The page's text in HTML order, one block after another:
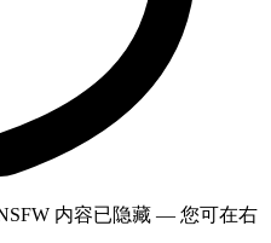
内容已隐藏 — 您可在右